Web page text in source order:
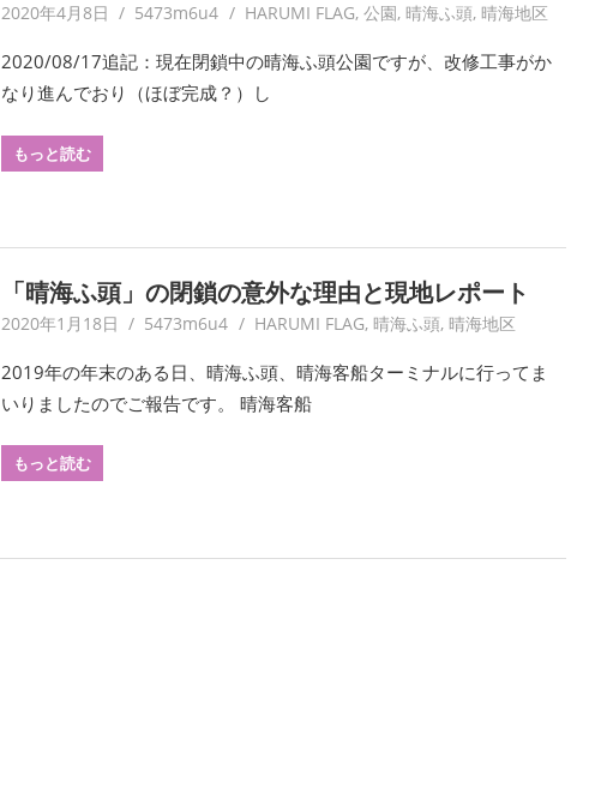
2020年4月8日 5473m6u4 HARUMI FLAG, 公園, 晴海ふ頭, 晴海地区
2020/08/17追記：現在閉鎖中の晴海ふ頭公園ですが、改修工事がか
なり進んでおり（ほぼ完成？）し
もっと読む
「晴海ふ頭」の閉鎖の意外な理由と現地レポート
2020年1月18日 5473m6u4 HARUMI FLAG, 晴海ふ頭, 晴海地区
2019年の年末のある日、晴海ふ頭、晴海客船ターミナルに行ってま
いりましたのでご報告です。 晴海客船
もっと読む